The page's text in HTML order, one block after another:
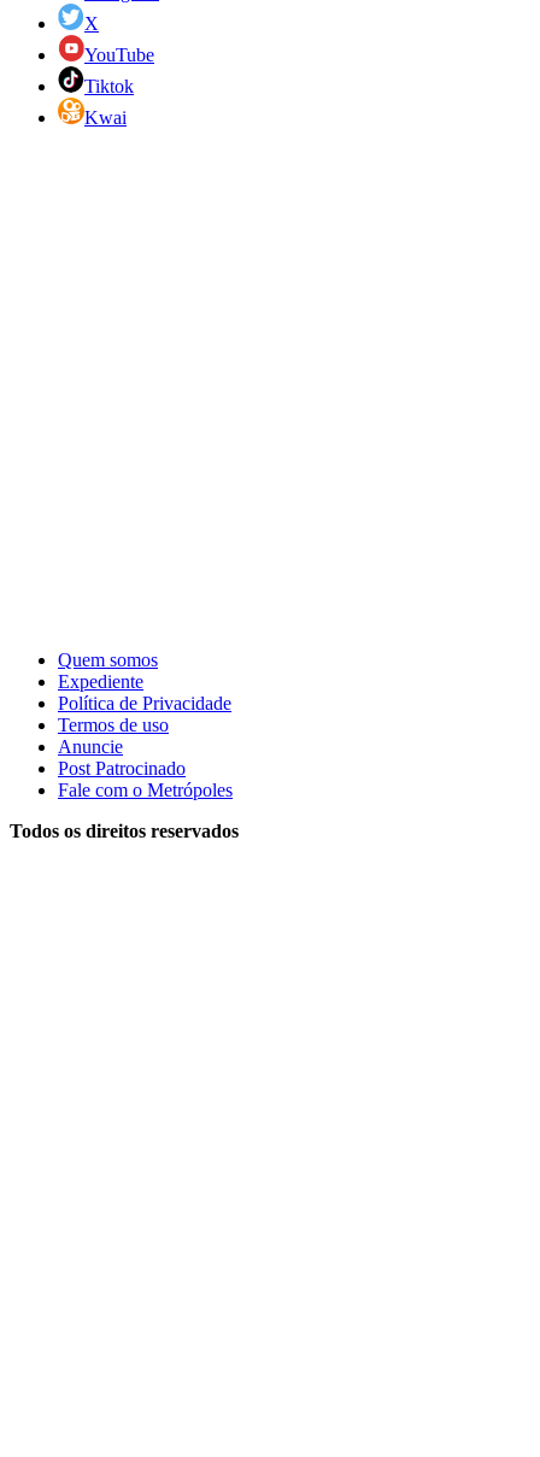
X
YouTube
Tiktok
Kwai
Quem somos
Expediente
Política de Privacidade
Termos de uso
Anuncie
Post Patrocinado
Fale com o Metrópoles
Todos os direitos reservados